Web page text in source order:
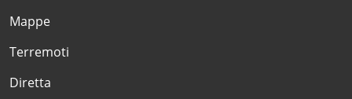
Mappe
Terremoti
Diretta